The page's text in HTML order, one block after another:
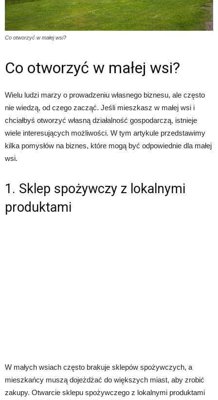
Co otworzyć w małej wsi?
Co otworzyć w małej wsi?
Wielu ludzi marzy o prowadzeniu własnego biznesu, ale często
nie wiedzą, od czego zacząć. Jeśli mieszkasz w małej wsi i
chciałbyś otworzyć własną działalność gospodarczą, istnieje
wiele interesujących możliwości. W tym artykule przedstawimy
kilka pomysłów na biznes, które mogą być odpowiednie dla małej
wsi.
1. Sklep spożywczy z lokalnymi
produktami
W małych wsiach często brakuje sklepów spożywczych, a
mieszkańcy muszą dojeżdżać do większych miast, aby zrobić
zakupy. Otwarcie sklepu spożywczego z lokalnymi produktami